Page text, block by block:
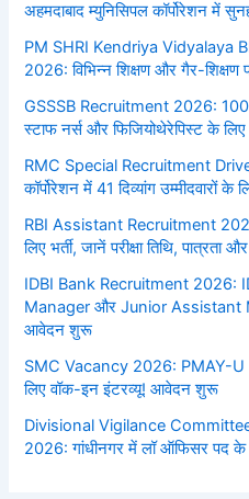
अहमदाबाद म्युनिसिपल कॉर्पोरेशन में
PM SHRI Kendriya Vidyalaya
2026: विभिन्न शिक्षण और गैर-
GSSSB Recruitment 2026: 1001
स्टाफ नर्स और फिजियोथेरेपिस्ट के
RMC Special Recruitment
कॉर्पोरेशन में 41 दिव्यांग उम्मीदवारों
RBI Assistant Recruitment
लिए भर्ती, जानें परीक्षा तिथि, पात्रता
IDBI Bank Recruitment 2026:
Manager और Junior Assistant
आवेदन शुरू
SMC Vacancy 2026: PMAY-U
लिए वॉक-इन इंटरव्यू! आवेदन शुरू
Divisional Vigilance
2026: गांधीनगर में लॉ ऑफिसर पद